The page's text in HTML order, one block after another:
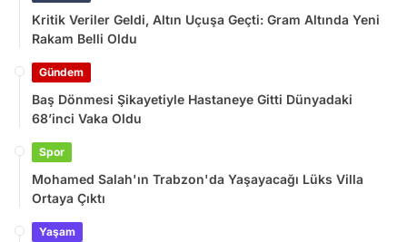
Kritik Veriler Geldi, Altın Uçuşa Geçti: Gram Altında Yeni
Rakam Belli Oldu
Gündem
Baş Dönmesi Şikayetiyle Hastaneye Gitti Dünyadaki
68’inci Vaka Oldu
Spor
Mohamed Salah'ın Trabzon'da Yaşayacağı Lüks Villa
Ortaya Çıktı
Yaşam